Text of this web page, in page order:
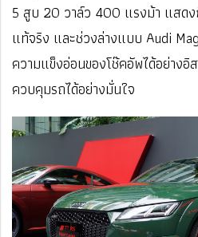
5 สูบ 20 วาล์ว 400 แรงม้า แสดง
แท้จริง และช่วงล่างแบบ Audi
ความแข็งอ่อนของโช๊คอัพได้อย่างอิ
ควบคุมรถได้อย่างมั่นใจ